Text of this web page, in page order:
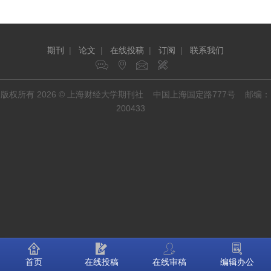
期刊 | 论文 | 在线投稿 | 订阅 | 联系我们
版权所有 2026 © 上海财经大学期刊社 中国上海国定路777号 邮编：
200433
首页 在线投稿 在线审稿 编辑办公